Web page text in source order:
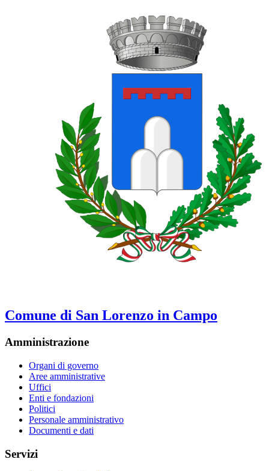
Comune di San Lorenzo in Campo
Amministrazione
Organi di governo
Aree amministrative
Uffici
Enti e fondazioni
Politici
Personale amministrativo
Documenti e dati
Servizi